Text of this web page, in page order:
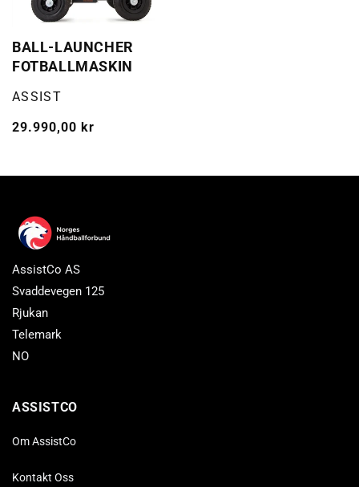
BALL-LAUNCHER
FOTBALLMASKIN
Selger:
ASSIST
Vanlig
29.990,00 kr
AssistCo AS
Svaddevegen 125
Rjukan
Telemark
NO
ASSISTCO
Om AssistCo
Kontakt Oss